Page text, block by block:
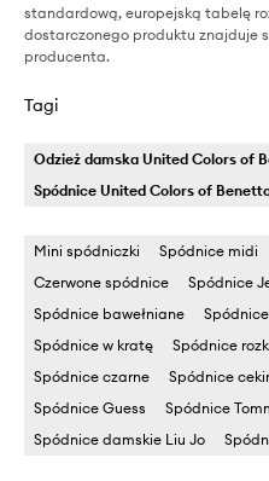
standardową, europejską tabelę
dostarczonego produktu znajduje
producenta.
Tagi
Odzież damska United Colors of
Spódnice United Colors of
Mini spódniczki Spódnice midi
Czerwone spódnice
Spódnice
Spódnice bawełniane
Spódnice w kratę
Spódnice
Spódnice czarne
Spódnice
Spódnice Guess
Spódnice
Spódnice damskie Liu Jo